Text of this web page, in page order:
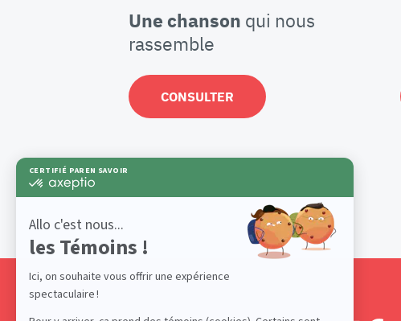
Une chanson qui nous
rassemble
CONSULTER